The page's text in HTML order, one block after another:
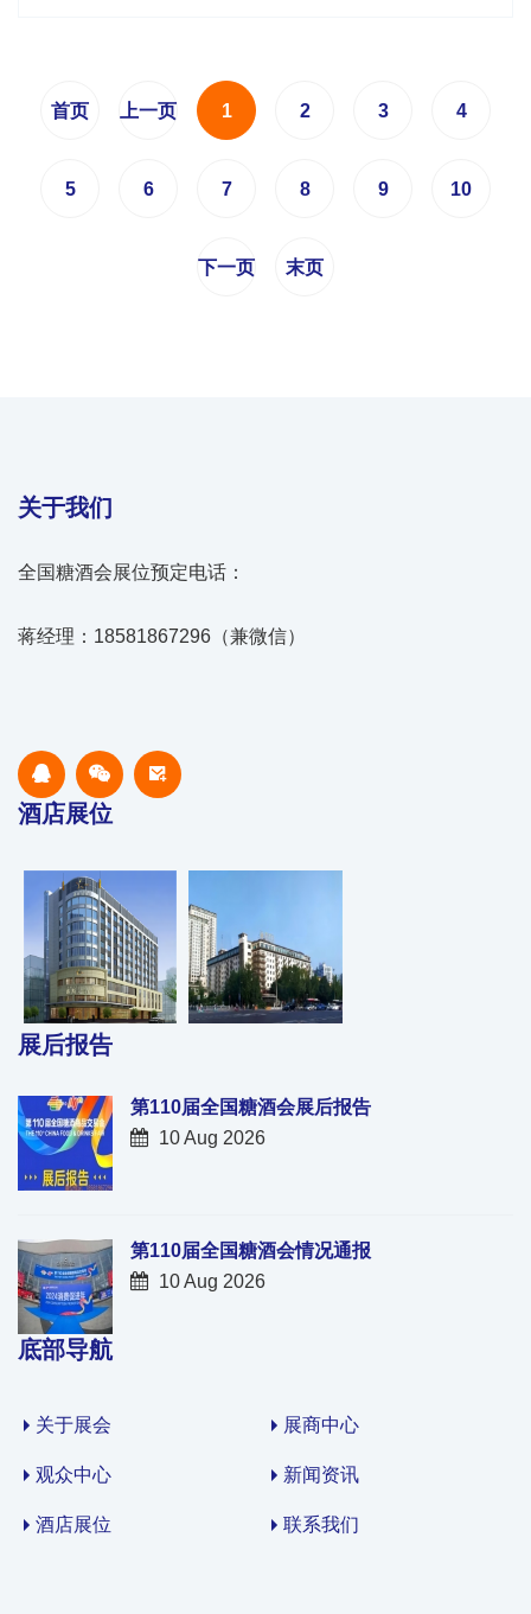
首页 上一页 1 2 3 4
5 6 7 8 9 10
下一页 末页
关于我们
全国糖酒会展位预定电话：
蒋经理：18581867296（兼微信）
酒店展位
展后报告
第110届全国糖酒会展后报告
10 Aug 2026
第110届全国糖酒会情况通报
10 Aug 2026
底部导航
关于展会 展商中心
观众中心 新闻资讯
酒店展位 联系我们